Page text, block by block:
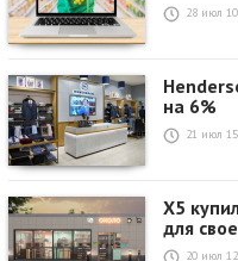
28 июл
на 6%
21 июл
X5
для
20 июл